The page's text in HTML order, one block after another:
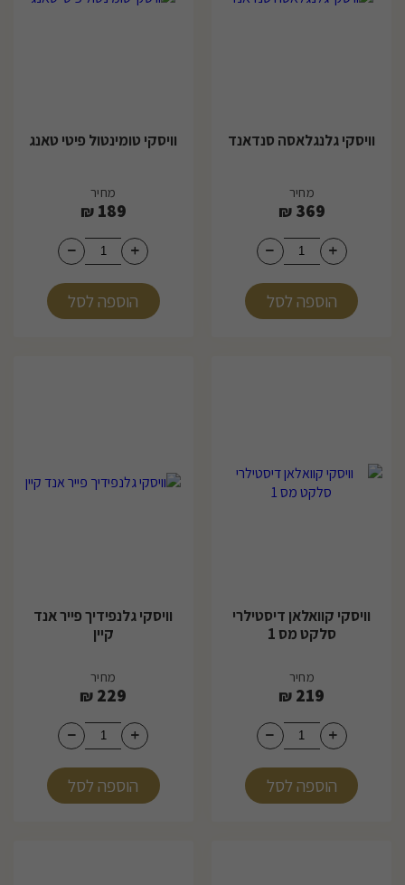
וויסקי גלנגלאסה סנדאנד
מחיר
369
₪
הוספה לסל
וויסקי טומינטול פיטי טאנג
מחיר
189
₪
הוספה לסל
וויסקי קוואלאן דיסטילרי
סלקט מס 1
מחיר
219
₪
הוספה לסל
וויסקי גלנפידיך פייר אנד
קיין
מחיר
229
₪
הוספה לסל